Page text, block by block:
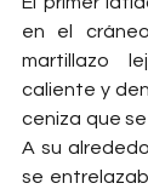
en el
martillazo
caliente y
ceniza que
A su
se